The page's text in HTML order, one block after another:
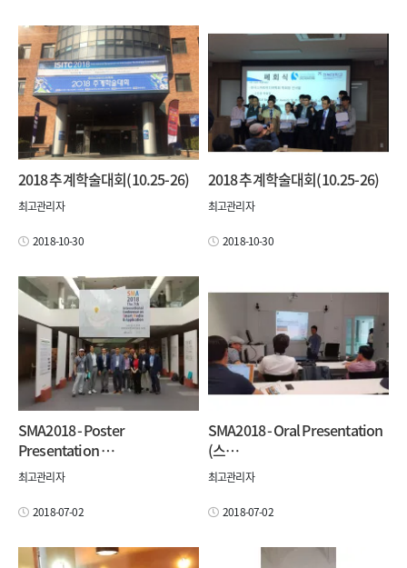
2018 추계학술대회(10.25-26)
최고관리자
2018-10-30
2018 추계학술대회(10.25-26)
최고관리자
2018-10-30
SMA2018 - Poster
Presentation …
최고관리자
2018-07-02
SMA2018 - Oral Presentation
(스…
최고관리자
2018-07-02